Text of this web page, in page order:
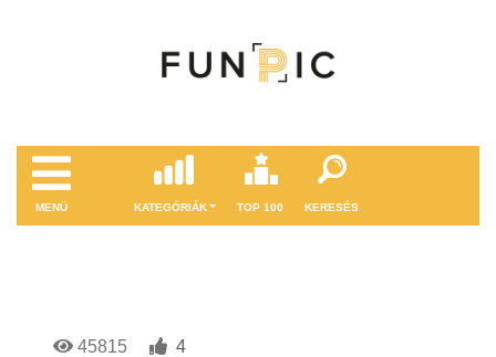
MENÜ KATEGÓRIÁK TOP 100 KERESÉS
45815
4